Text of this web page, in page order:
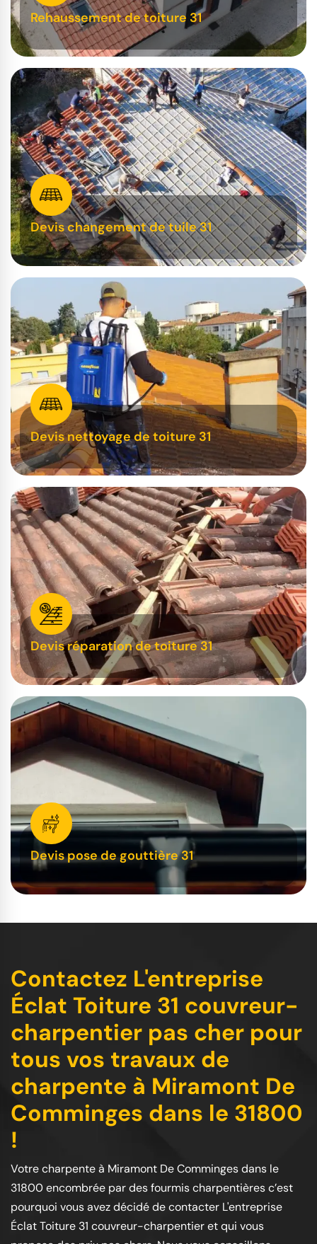
Rehaussement de toiture 31
Devis changement de tuile 31
Devis nettoyage de toiture 31
Devis réparation de toiture 31
Devis pose de gouttière 31
Contactez L'entreprise
Éclat Toiture 31 couvreur-
charpentier pas cher pour
tous vos travaux de
charpente à Miramont De
Comminges dans le 31800
!
Votre charpente à Miramont De Comminges dans le
31800 encombrée par des fourmis charpentières c’est
pourquoi vous avez décidé de contacter L'entreprise
Éclat Toiture 31 couvreur-charpentier et qui vous